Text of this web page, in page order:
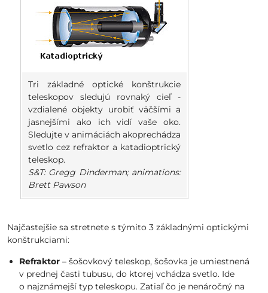
Tri základné optické konštrukcie
teleskopov sledujú rovnaký cieľ -
vzdialené objekty urobiť väčšími a
jasnejšími ako ich vidí vaše oko.
Sledujte v animáciách akoprechádza
svetlo cez refraktor a katadioptrický
teleskop.
S&T: Gregg Dinderman; animations:
Brett Pawson
Najčastejšie sa stretnete s týmito 3 základnými optickými
konštrukciami:
Refraktor – šošovkový teleskop, šošovka je umiestnená
v prednej časti tubusu, do ktorej vchádza svetlo. Ide
o najznámejší typ teleskopu. Zatiaľ čo je nenáročný na